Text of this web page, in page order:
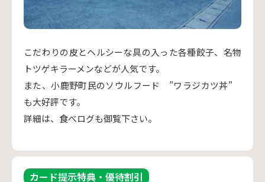
こだわりの皮とヘルシーな具の入った各種餃子、名物
トツゲキラーメンなどが人気です。
また、小鹿野町民のソウルフード ”ワラジカツ丼”
も大好評です。
詳細は、食べログも御覧下さい。
カード提示特典・優待割引